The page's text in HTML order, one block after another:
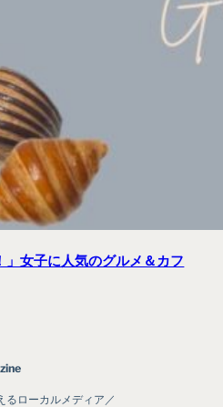
」女子に人気のグルメ＆カフ
るローカルメディア／